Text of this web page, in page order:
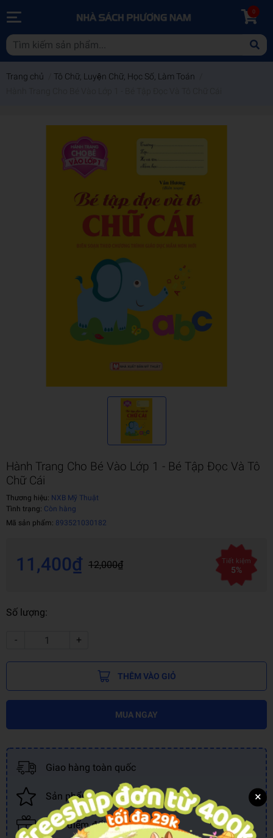
0
Trang chủ Tô Chữ, Luyện Chữ, Học Số, Làm Toán
Hành Trang Cho Bé Vào Lớp 1 - Bé Tập Đọc Và Tô
Chữ Cái
Thương hiệu: NXB Mỹ Thuật
Tình trạng: Còn hàng
Mã sản phẩm: 893521030182
11,400₫ 12,000₫ Tiết kiệm
5%
Số lượng:
- +
THÊM VÀO GIỎ
MUA NGAY
Giao hàng toàn quốc
Sản phẩm chính hãng
Tích điểm đổi quà
×